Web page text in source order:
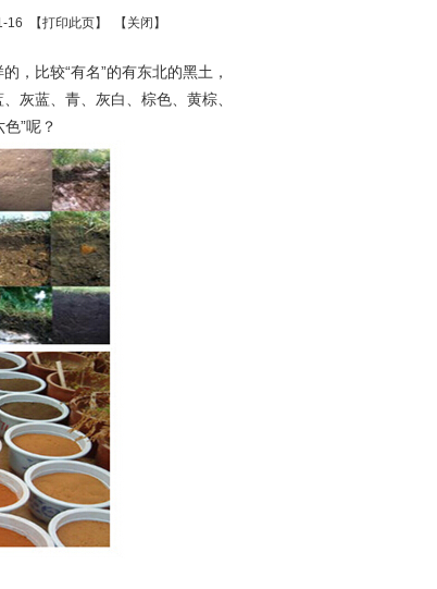
16 【打印此页】 【 关闭 】
，比较“有名”的有东北的黑土，
灰蓝、青、灰白、棕色、黄棕、
”呢？